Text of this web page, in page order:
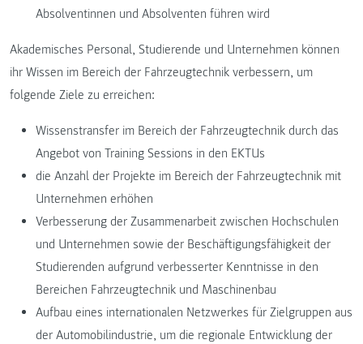
Absolventinnen und Absolventen führen wird
Akademisches Personal, Studierende und Unternehmen können
ihr Wissen im Bereich der Fahrzeugtechnik verbessern, um
folgende Ziele zu erreichen:
Wissenstransfer im Bereich der Fahrzeugtechnik durch das
Angebot von Training Sessions in den EKTUs
die Anzahl der Projekte im Bereich der Fahrzeugtechnik mit
Unternehmen erhöhen
Verbesserung der Zusammenarbeit zwischen Hochschulen
und Unternehmen sowie der Beschäftigungsfähigkeit der
Studierenden aufgrund verbesserter Kenntnisse in den
Bereichen Fahrzeugtechnik und Maschinenbau
Aufbau eines internationalen Netzwerkes für Zielgruppen aus
der Automobilindustrie, um die regionale Entwicklung der